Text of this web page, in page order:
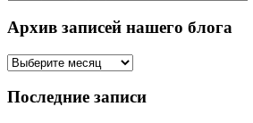
Архив записей нашего блога
Архив
нашего
Последние записи